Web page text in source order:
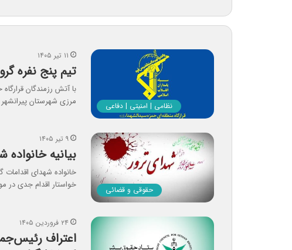
نظامی | امنیتی | دفاعی
۱۱ تیر ۱۴۰۵
تیم پنج نفره
با آتش رزمندگان
مرزی شهرستان
حقوقی و قضائی
۹ تیر ۱۴۰۵
بیانیه
خانواده‌ شهدای
خواستار اقدام جدی
۲۴ فروردین ۱۴۰۵
اعتراف